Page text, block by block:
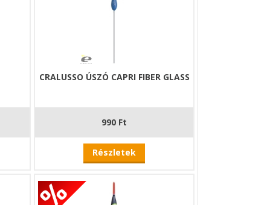
CRALUSSO ÚSZÓ CAPRI FIBER GLASS
990 Ft
Részletek